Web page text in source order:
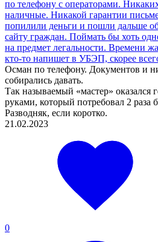
по телефону с операторами.
наличные. Никакой гарантии
попилили деньги и пошли дальше
сайту граждан. Поймать бы хоть
на предмет легальности. Времени
кто-то напишет в УБЭП, скорее
Осман по телефону. Документов и
собирались давать.
Так называемый «мастер» оказался
руками, который потребовал 2 раза
Разводняк, если коротко.
21.02.2023
0